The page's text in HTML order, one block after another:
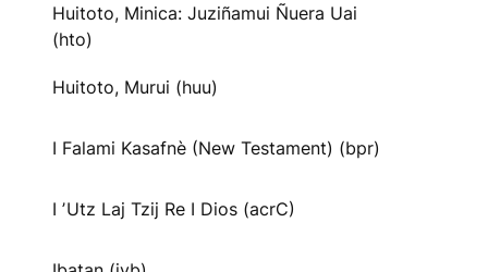
Huitoto, Minica: Juziñamui Ñuera Uai
(hto)
Huitoto, Murui (huu)
I Falami Kasafnè (New Testament) (bpr)
I ʼUtz Laj Tzij Re I Dios (acrC)